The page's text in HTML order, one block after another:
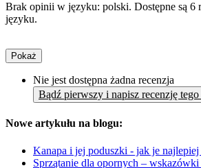
Brak opinii w języku: polski. Dostępne są 6
języku.
Pokaż
Nie jest dostępna żadna recenzja
Bądź pierwszy i napisz recenzję
Nowe artykułu na blogu:
Kanapa i jej poduszki - jak je najlepiej
Sprzątanie dla opornych –